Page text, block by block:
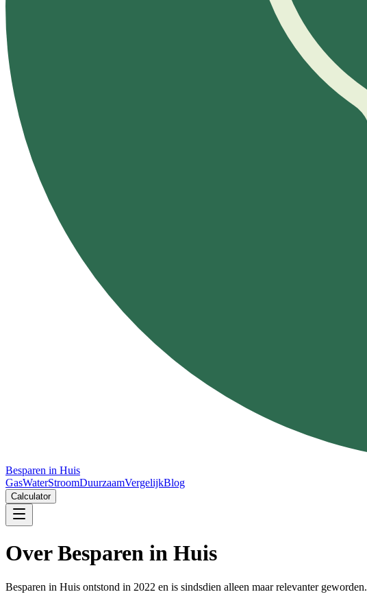
Besparen in Huis
GasWaterStroomDuurzaamVergelijkBlog
Calculator
OverBesparen in Huis
Besparen in Huis ontstond in 2022 en is sindsdien alleen maar relevanter geworden.